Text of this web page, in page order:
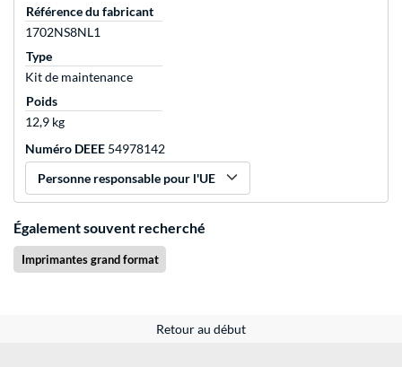
Référence du fabricant
1702NS8NL1
Type
Kit de maintenance
Poids
12,9 kg
Numéro DEEE 54978142
Personne responsable pour l'UE
Également souvent recherché
Imprimantes grand format
Retour au début